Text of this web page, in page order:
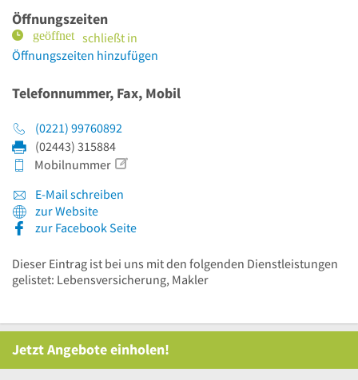
Öffnungszeiten
schließt in
Öffnungszeiten hinzufügen
Telefonnummer, Fax, Mobil
(0221) 99760892
(02443) 315884
Mobilnummer
E-Mail schreiben
zur Website
zur Facebook Seite
Dieser Eintrag ist bei uns mit den folgenden Dienstleistungen
gelistet: Lebensversicherung, Makler
Jetzt Angebote einholen!